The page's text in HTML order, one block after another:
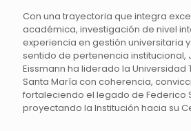
Con una trayectoria que integra
académica, investigación de nivel
experiencia en gestión universitaria
sentido de pertenencia institucional,
Eissmann ha liderado la Universidad
Santa María con coherencia,
fortaleciendo el legado de Federico
proyectando la Institución hacia su